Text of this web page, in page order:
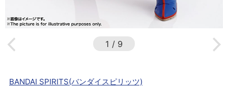
1 / 9
BANDAI SPIRITS(バンダイスピリッツ)